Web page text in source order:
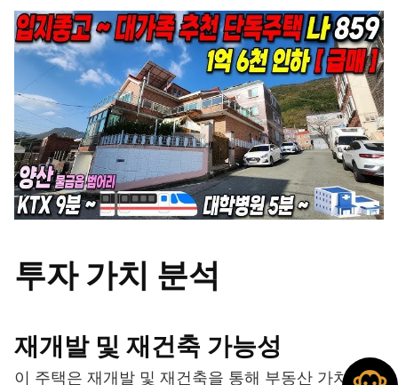
투자 가치 분석
재개발 및 재건축 가능성
이 주택은 재개발 및 재건축을 통해 부동산 가치를